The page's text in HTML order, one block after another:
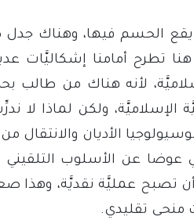
الحسم فيها، وهناك جدل
هنا تطرح أمامنا إشكاليَّات
لأنه هناك من طالب
الإسلاميَّة، ولكن لماذا لا
الأديان
عوضا عن الأسلوب التلقيني
أن تصبح عمليَّة نقديَّة، وهذا
منحى تقليدي.